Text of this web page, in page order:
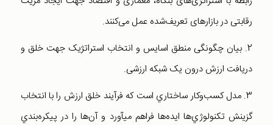
رقابتی در بازارهای تعريف‌شده عمل می‌کنند.
2. بيان چگونگی منطق اسایس و انتخاب استراتژيک جهت خلق و
دريافت ارزش درون يک شبکه ارزشی.
3. مدل کسب‌وکار ساختاري است که فرآيند خلق ارزش را با انتخاب
گزينش تکنولوژي‌ها ايده‌ها فراهم میآورد و آن‌ها را در پيکره‌بندي